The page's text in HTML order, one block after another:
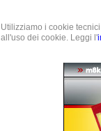
Utilizziamo i cookie
all'uso dei cookie. Leggi l'